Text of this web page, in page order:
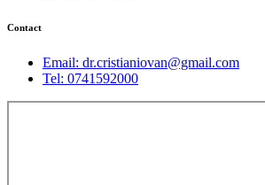
Contact
Email: dr.cristianiovan@gmail.com
Tel: 0741592000